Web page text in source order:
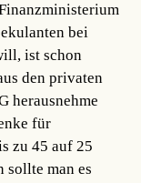
bei
ist schon
den privaten
herausnehme
für
zu 45 auf 25
sollte man es